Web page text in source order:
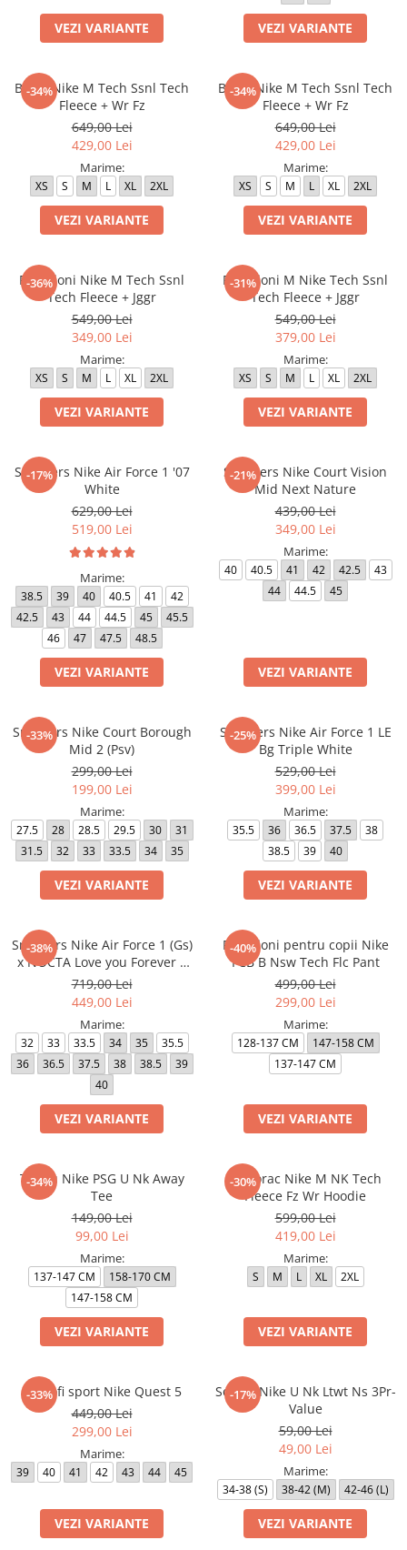
Pantaloni lungi fotbal copii
Imbracaminte fotbal femei
Tricouri fotbal femei
Sorturi fotbal femei
Pantaloni lungi fotbal femei
Echipament portar
VEZI VARIANTE VEZI VARIANTE
-34%
Bluza Nike M Tech Ssnl Tech
Fleece + Wr Fz
649,00 Lei
429,00 Lei
Marime:
XS S M L XL 2XL
VEZI VARIANTE
-34%
Bluza Nike M Tech Ssnl Tech
Fleece + Wr Fz
649,00 Lei
429,00 Lei
Marime:
XS S M L XL 2XL
VEZI VARIANTE
-36%
Pantaloni Nike M Tech Ssnl
Tech Fleece + Jggr
549,00 Lei
349,00 Lei
Marime:
XS S M L XL 2XL
VEZI VARIANTE
-31%
Pantaloni M Nike Tech Ssnl
Tech Fleece + Jggr
549,00 Lei
379,00 Lei
Marime:
XS S M L XL 2XL
VEZI VARIANTE
-17%
Sneakers Nike Air Force 1 '07
White
629,00 Lei
519,00 Lei
Marime:
38.5 39 40 40.5 41
42
42.5
43 44 44.5 45
45.5
46
47 47.5 48.5
VEZI VARIANTE
-21%
Sneakers Nike Court Vision
Mid Next Nature
439,00 Lei
349,00 Lei
Marime:
40 40.5 41 42 42.5
43
44
44.5 45
VEZI VARIANTE
-33%
Sneakers Nike Court Borough
Mid 2 (Psv)
299,00 Lei
199,00 Lei
Marime:
27.5 28 28.5 29.5 30
31
31.5
32 33 33.5 34 35
VEZI VARIANTE
-25%
Sneakers Nike Air Force 1 LE
Bg Triple White
529,00 Lei
399,00 Lei
Marime:
35.5 36 36.5 37.5
38
38.5
39 40
VEZI VARIANTE
-38%
Sneakers Nike Air Force 1 (Gs)
x NOCTA Love you Forever X
Drake
719,00 Lei
449,00 Lei
Marime:
32 33 33.5 34 35
35.5
36
36.5 37.5 38 38.5
39
40
VEZI VARIANTE
-40%
Pantaloni pentru copii Nike
FCB B Nsw Tech Flc Pant
499,00 Lei
299,00 Lei
Marime:
128-137 CM
147-158 CM
137-147 CM
VEZI VARIANTE
-34%
Tricou Nike PSG U Nk Away
Tee
149,00 Lei
99,00 Lei
Marime:
137-147 CM
158-170 CM
147-158 CM
VEZI VARIANTE
-30%
Hanorac Nike M NK Tech
Fleece Fz Wr Hoodie
599,00 Lei
419,00 Lei
Marime:
S M L XL 2XL
VEZI VARIANTE
-33%
Pantofi sport Nike Quest 5
449,00 Lei
299,00 Lei
Marime:
39 40 41 42 43 44 45
VEZI VARIANTE
-17%
Sosete Nike U Nk Ltwt Ns 3Pr-
Value
59,00 Lei
49,00 Lei
Marime:
34-38 (S) 38-42 (M) 42-46 (L)
VEZI VARIANTE